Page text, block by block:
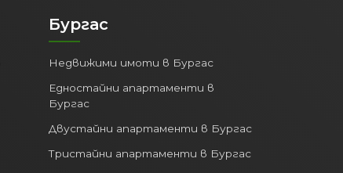
Бургас
Недвижими имоти в Бургас
Едностайни апартаменти в
Бургас
Двустайни апартаменти в Бургас
Тристайни апартаменти в Бургас